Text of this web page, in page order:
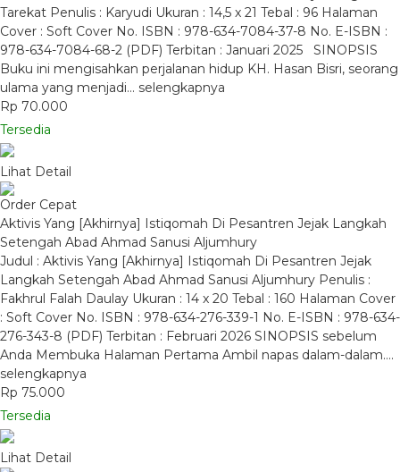
Tarekat Penulis : Karyudi Ukuran : 14,5 x 21 Tebal : 96 Halaman
Cover : Soft Cover No. ISBN : 978-634-7084-37-8 No. E-ISBN :
978-634-7084-68-2 (PDF) Terbitan : Januari 2025 SINOPSIS
Buku ini mengisahkan perjalanan hidup KH. Hasan Bisri, seorang
ulama yang menjadi… selengkapnya
Rp 70.000
Tersedia
Lihat Detail
Order Cepat
Aktivis Yang [Akhirnya] Istiqomah Di Pesantren Jejak Langkah
Setengah Abad Ahmad Sanusi Aljumhury
Judul : Aktivis Yang [Akhirnya] Istiqomah Di Pesantren Jejak
Langkah Setengah Abad Ahmad Sanusi Aljumhury Penulis :
Fakhrul Falah Daulay Ukuran : 14 x 20 Tebal : 160 Halaman Cover
: Soft Cover No. ISBN : 978-634-276-339-1 No. E-ISBN : 978-634-
276-343-8 (PDF) Terbitan : Februari 2026 SINOPSIS sebelum
Anda Membuka Halaman Pertama Ambil napas dalam-dalam….
selengkapnya
Rp 75.000
Tersedia
Lihat Detail